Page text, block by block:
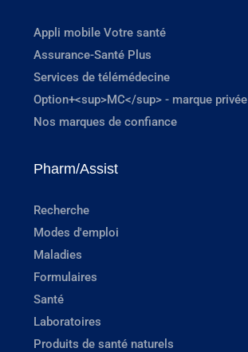
Appli mobile Votre santé
Assurance-Santé Plus
Services de télémédecine
Option+<sup>MC</sup> - marque privée
Nos marques de confiance
Pharm/Assist
Recherche
Modes d'emploi
Maladies
Formulaires
Santé
Laboratoires
Produits de santé naturels